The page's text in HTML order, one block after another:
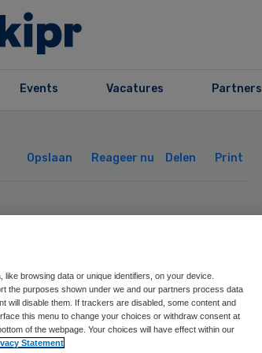
Events Vacatures Partners
Opslaan Reageer nu Delen Print
wil met
forceren
browsing data or unique identifiers, on your device.
the purposes shown under we and our partners process data
will disable them. If trackers are disabled, some content and
this menu to change your choices or withdraw consent at
of the webpage. Your choices will have effect within our
Statement